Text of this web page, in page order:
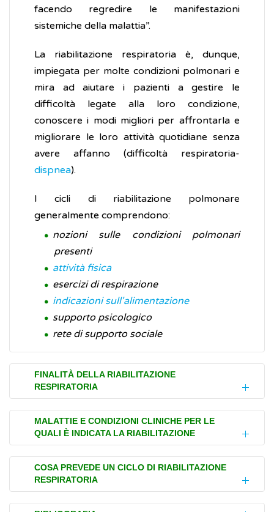
facendo regredire le manifestazioni
sistemiche della malattia”.
La riabilitazione respiratoria è, dunque,
impiegata per molte condizioni polmonari e
mira ad aiutare i pazienti a gestire le
difficoltà legate alla loro condizione,
conoscere i modi migliori per affrontarla e
migliorare le loro attività quotidiane senza
avere affanno (difficoltà respiratoria-
dispnea).
I cicli di riabilitazione polmonare
generalmente comprendono:
nozioni sulle condizioni polmonari
presenti
attività fisica
esercizi di respirazione
indicazioni sull'alimentazione
supporto psicologico
rete di supporto sociale
FINALITÀ DELLA RIABILITAZIONE
RESPIRATORIA
La riabilitazione respiratoria ha lo scopo di:
migliorare la forza muscolareper poter
utilizzare l'ossigeno che viene respirato
in modo più efficiente possibile
aiutare le personead affrontare al
meglio la spiacevole sensazione della
MALATTIE E CONDIZIONI CLINICHE PER LE
QUALI È INDICATA LA RIABILITAZIONE
Le malattie e le condizioni cliniche per le
quali è indicata la riabilitazione respiratoria
COSA PREVEDE UN CICLO DI RIABILITAZIONE
RESPIRATORIA